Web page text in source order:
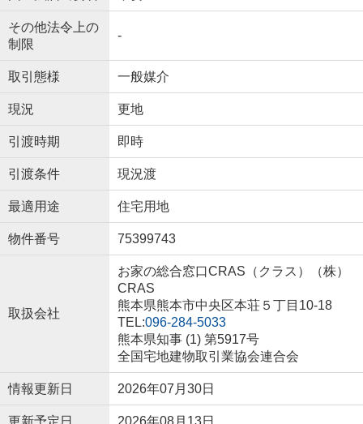
その他法令上の
制限
-
取引態様 一般媒介
現況 更地
引渡時期 即時
引渡条件 現況渡
最適用途 住宅用地
物件番号 75399743
取扱会社
お家の総合窓口CRAS（クラス）（株）
CRAS
熊本県熊本市中央区本荘５丁目10-18
TEL:096-284-5033
熊本県知事 (1) 第5917号
全国宅地建物取引業協会連合会
情報更新日 2026年07月30日